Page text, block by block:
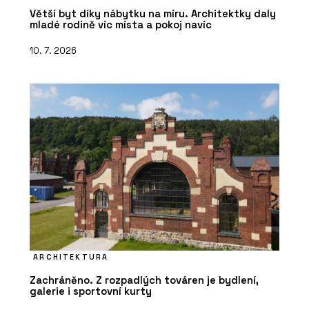
Větší byt díky nábytku na míru. Architektky daly
mladé rodině víc místa a pokoj navíc
10. 7. 2026
ARCHITEKTURA
Zachráněno. Z rozpadlých továren je bydlení,
galerie i sportovní kurty